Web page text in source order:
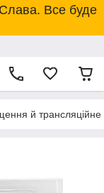
Все буде
й